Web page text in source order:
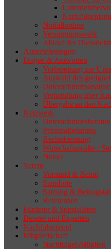
Notfallordner
Versorgungswerk
Ablauf der
Auszeichnungen
Fragen & Antworten
Vorbereitung zur
Auswahl des
Verhandlung über
Übergabe an den
Netzwerk
Personalberatung
Rechtsberatung
Wirtschaftsprüfer /
Notare
Verein
Vorstand & Beirat
Standorte
Satzung &
Referenzen
Förderer & Spezialisten
Berater und Experten
Nachfolgerpool
Mitgliedschaft
Nachfolger-Mitglied